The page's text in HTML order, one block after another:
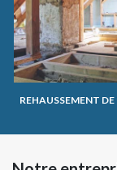
REHAUSSEMENT